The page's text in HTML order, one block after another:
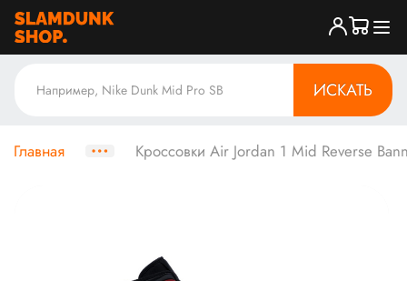
ИСКАТЬ
Главная Кроссовки Air Jordan 1 Mid Reverse